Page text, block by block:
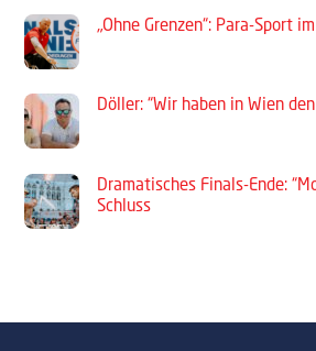
„Ohne Grenzen“: Para-Sport
Döller: “Wir haben in Wien
Dramatisches Finals-Ende:
Schluss